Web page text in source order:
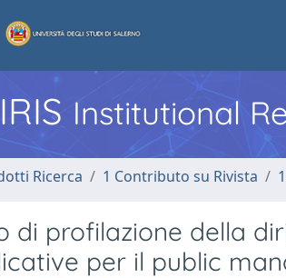
Institutional
Ricerca 1 Contributo su Rivista
di profilazione della
per il public